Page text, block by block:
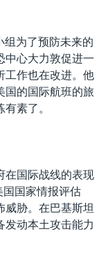
组为了预防未来的
中心大力敦促进一
工作也在改进。他
国的国际航班的旅
素了。
在国际战线的表现
国国家情报评估
威胁。在巴基斯坦
发动本土攻击能力